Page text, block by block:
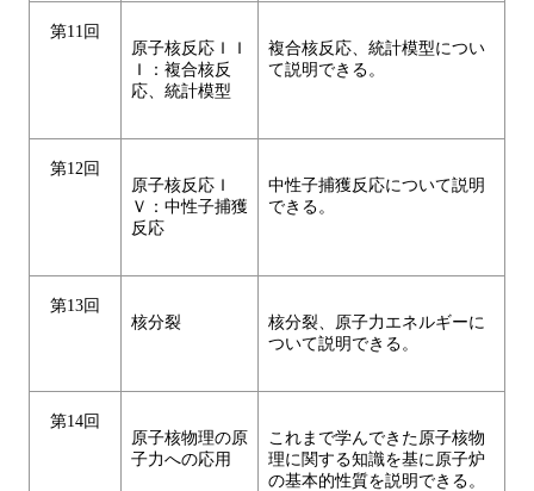
第11回
原子核反応ＩＩ
Ｉ：複合核反
応、統計模型
複合核反応、統計模型につい
て説明できる。
第12回
原子核反応Ｉ
Ｖ：中性子捕獲
反応
中性子捕獲反応について説明
できる。
第13回
核分裂
核分裂、原子力エネルギーに
ついて説明できる。
第14回
原子核物理の原
子力への応用
これまで学んできた原子核物
理に関する知識を基に原子炉
の基本的性質を説明できる。